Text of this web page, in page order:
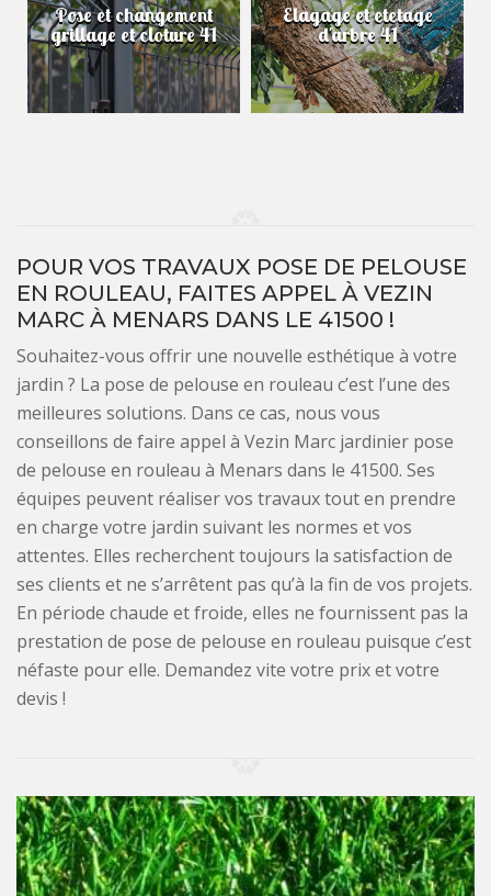
Pose et changement
grillage et cloture 41
Elagage et etetage
d'arbre 41
POUR VOS TRAVAUX POSE DE PELOUSE
EN ROULEAU, FAITES APPEL À VEZIN
MARC À MENARS DANS LE 41500 !
Souhaitez-vous offrir une nouvelle esthétique à votre
jardin ? La pose de pelouse en rouleau c’est l’une des
meilleures solutions. Dans ce cas, nous vous
conseillons de faire appel à Vezin Marc jardinier pose
de pelouse en rouleau à Menars dans le 41500. Ses
équipes peuvent réaliser vos travaux tout en prendre
en charge votre jardin suivant les normes et vos
attentes. Elles recherchent toujours la satisfaction de
ses clients et ne s’arrêtent pas qu’à la fin de vos projets.
En période chaude et froide, elles ne fournissent pas la
prestation de pose de pelouse en rouleau puisque c’est
néfaste pour elle. Demandez vite votre prix et votre
devis !